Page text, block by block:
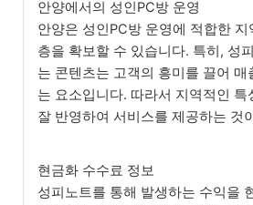
안양에서의 성인PC방 운영
안양은 성인PC방 운영에 적합한
층을 확보할 수 있습니다. 특히, 성
는 콘텐츠는 고객의 흥미를 끌어 매
는 요소입니다. 따라서 지역적인 특
잘 반영하여 서비스를 제공하는 것
현금화 수수료 정보
성피노트를 통해 발생하는 수익을